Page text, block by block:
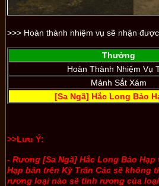
>>> Hoàn thành nhiệm vụ sẽ nhận
Thưởng
Hoàn Thành Nhiệm Vụ
Mảnh Sắt Xám
[Sa Ngã] Hắc Long Bảo
>>Lưu Ý:
- Rương [Sa Ngã] Hắc Long Bảo
Hạp bán trên Kỳ Trân Các sẽ không
rương loại nào sẽ tính rương của